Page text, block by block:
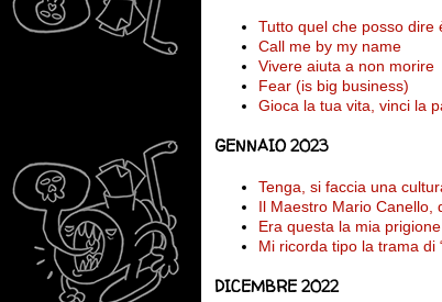
Tutto quel che posso dire
Call me by my name
Vivere aiuta a non morire
Fear (is big business)
Gioca la tua vita, vinci la
GENNAIO 2023
Tenga, si faccia una
Il Maestro Mario Canello,
Era questa la mia
Mi ricorda tipo la trama di
DICEMBRE 2022